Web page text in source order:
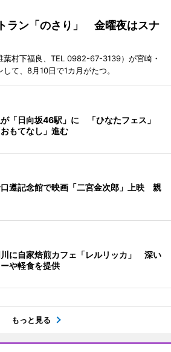
ラン「のさり」 金曜夜はスナ
葉村下福良、TEL 0982-67-3139）が宮崎・
て、8月10日で1カ月がたつ。
「日向坂46駅」に 「ひなたフェス」
もてなし」進む
遵記念館で映画「二宮金次郎」上映 親
に自家焙煎カフェ「レルリッカ」 深い
や軽食を提供
もっと見る